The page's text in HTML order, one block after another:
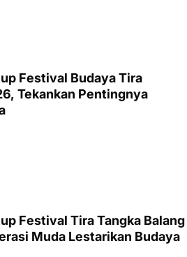
Festival Budaya Tira
Tekankan Pentingnya
Festival Tira Tangka Balang
Muda Lestarikan Budaya